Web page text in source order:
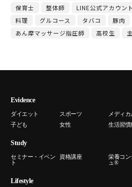
保育士
整体師 LINE公式アカウント
料理
グルコース タバコ
豚肉
あん摩マッサージ指圧師
高校生
Evidence
ダイエット スポーツ メディカ
子ども
女性 生活習慣
Study
セミナー・イベン
ト
資格講座
栄養コン
ュ®
Lifestyle